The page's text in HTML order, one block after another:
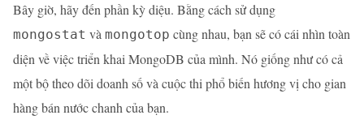
Bây giờ, hãy đến phần kỳ diệu. Bằng cách sử dụng
mongostat và mongotop cùng nhau, bạn sẽ có cái nhìn toàn
diện về việc triển khai MongoDB của mình. Nó giống như có cả
một bộ theo dõi doanh số và cuộc thi phổ biến hương vị cho gian
hàng bán nước chanh của bạn.